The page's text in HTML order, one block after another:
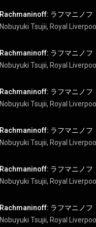
Nobuyuki Tsujii, Royal
Nobuyuki Tsujii, Royal
Nobuyuki Tsujii, Royal
Nobuyuki Tsujii, Royal
Nobuyuki Tsujii, Royal
Nobuyuki Tsujii, Royal